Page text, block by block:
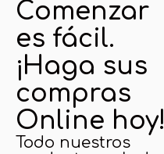
Comenzar
es fácil.
¡Haga sus
compras
Online hoy!
Todo nuestros